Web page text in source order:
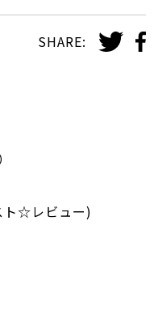
SHARE:
ト☆レビュー)